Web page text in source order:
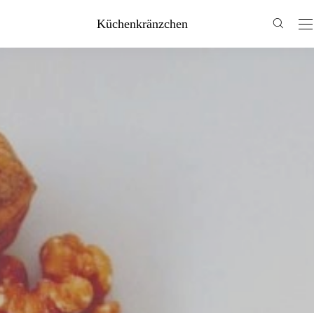
Küchenkränzchen